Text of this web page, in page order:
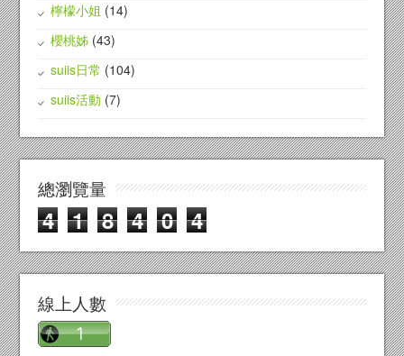
檸檬小姐 (14)
櫻桃姊 (43)
suiis日常 (104)
suiis活動 (7)
總瀏覽量
4 1 8 4 0 4
線上人數